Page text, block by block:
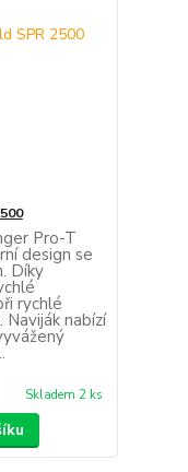
Pro-T
design se
Díky
rychlé
nabízí
Skladem 2 ks